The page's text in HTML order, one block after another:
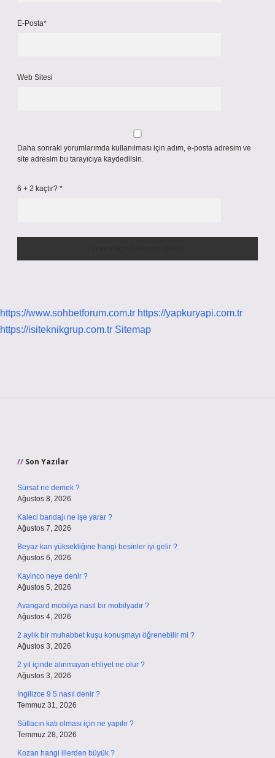
E-Posta*
Web Sitesi
Daha sonraki yorumlarımda kullanılması için adım, e-posta adresim ve
site adresim bu tarayıcıya kaydedilsin.
6 + 2 kaçtır? *
https://www.sohbetforum.com.tr https://yapkuryapi.com.tr
https://isiteknikgrup.com.tr Sitemap
Son Yazılar
Sürsat ne demek ?
Ağustos 8, 2026
Kaleci bandajı ne işe yarar ?
Ağustos 7, 2026
Beyaz kan yüksekliğine hangi besinler iyi gelir ?
Ağustos 6, 2026
Kayinco neye denir ?
Ağustos 5, 2026
Avangard mobilya nasıl bir mobilyadır ?
Ağustos 4, 2026
2 aylık bir muhabbet kuşu konuşmayı öğrenebilir mi ?
Ağustos 3, 2026
2 yıl içinde alınmayan ehliyet ne olur ?
Ağustos 3, 2026
İngilizce 9 5 nasıl denir ?
Temmuz 31, 2026
Sütlacın katı olması için ne yapılır ?
Temmuz 28, 2026
Kozan hangi illerden büyük ?